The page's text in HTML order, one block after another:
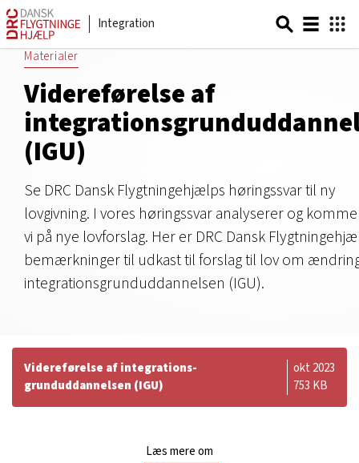
Integration
Materialer
Videreførelse af
(IGU)
Se DRC Dansk Flygtningehjælps høringssvar til ny
lovgivning. I vores høringssvar analyserer og
vi på nye lovforslag. Her er DRC Dansk
bemærkninger til udkast til forslag til lov om
integrationsgrunduddannelsen (IGU).
Videreførelse af integrations-
grunduddannelsen (IGU)
okt 2023
753 KB
Læs mere om